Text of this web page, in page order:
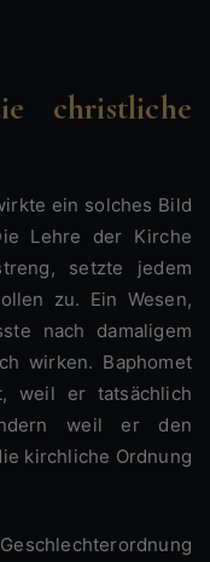
christliche
Lehre der Kirche
setzte jedem
zu. Ein Wesen,
nach damaligem
wirken. Baphomet
weil er tatsächlich
weil er den
kirchliche Ordnung